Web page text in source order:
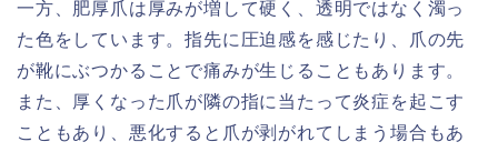
一方、肥厚爪は厚みが増して硬く、透明ではなく濁っ
た色をしています。指先に圧迫感を感じたり、爪の先
が靴にぶつかることで痛みが生じることもあります。
また、厚くなった爪が隣の指に当たって炎症を起こす
こともあり、悪化すると爪が剥がれてしまう場合もあ